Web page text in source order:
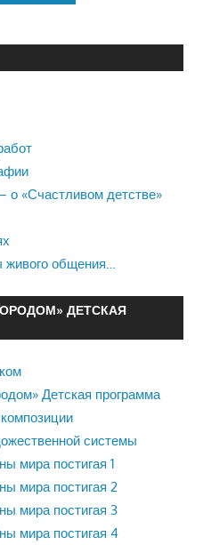
о «Счастливом детстве»
общения…
ДЕТСКАЯ
Детская программа
системы
мира постигая 1
мира постигая 2
мира постигая 3
мира постигая 4